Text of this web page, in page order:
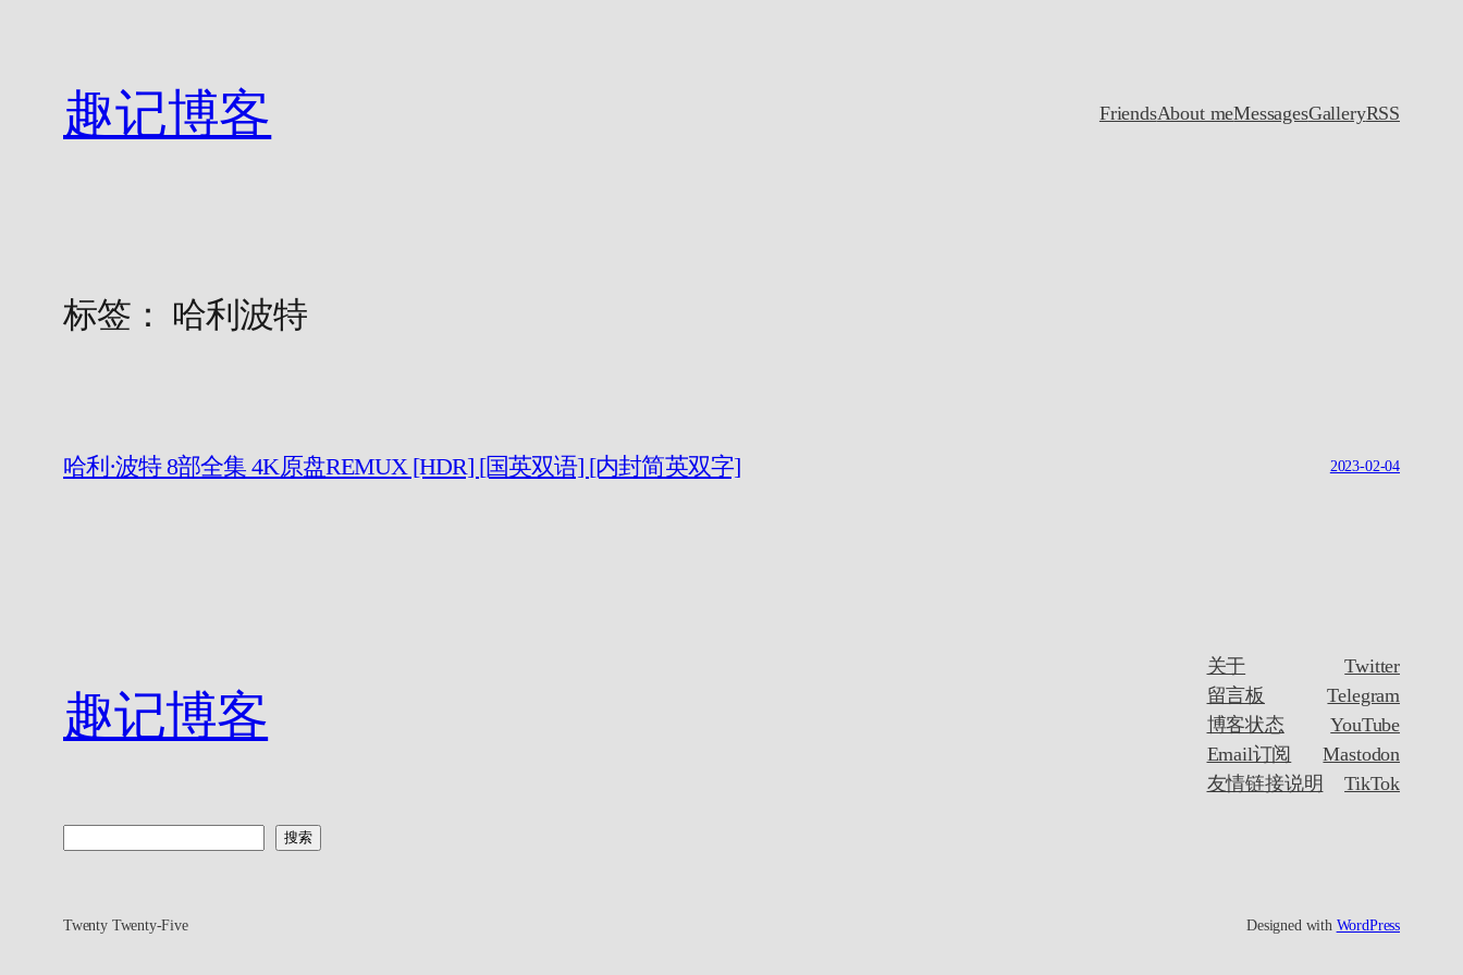
趣记博客 FriendsAbout meMessagesGalleryRSS
标签： 哈利波特
哈利·波特 8部全集 4K原盘REMUX [HDR] [国英双语] [内封简英双字] 2023-02-04
趣记博客
搜索
关于
留言板
博客状态
Email订阅
友情链接说明
Twitter
Telegram
YouTube
Mastodon
TikTok
Twenty Twenty-Five Designed with WordPress